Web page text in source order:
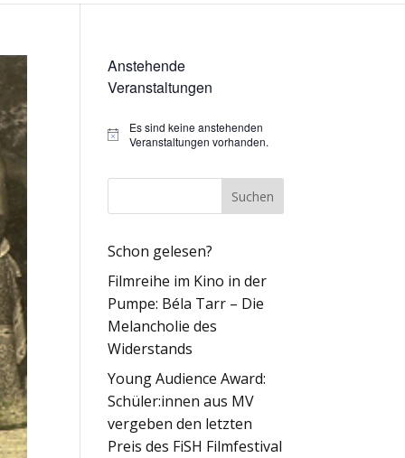
Anstehende
Veranstaltungen
Hinweis
Es sind keine anstehenden
Veranstaltungen vorhanden.
Schon gelesen?
Filmreihe im Kino in der
Pumpe: Béla Tarr – Die
Melancholie des
Widerstands
Young Audience Award:
Schüler:innen aus MV
vergeben den letzten
Preis des FiSH Filmfestival